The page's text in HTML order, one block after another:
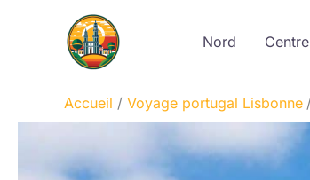
Nord Centre
Accueil Voyage portugal Lisbonne